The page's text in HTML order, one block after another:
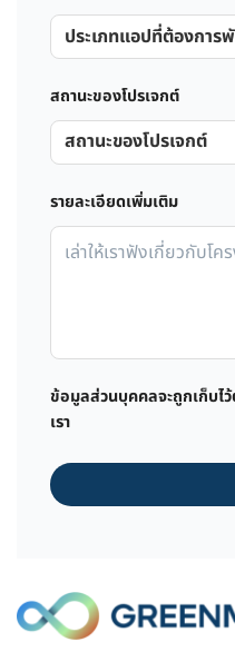
สถานะของโปรเจกต์
รายละเอียดเพิ่มเติม
ข้อมูลส่วนบุคคลจะถูกเก็บไ
เรา